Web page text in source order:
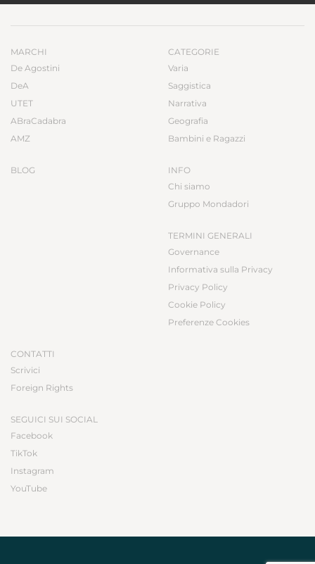
MARCHI
De Agostini
DeA
UTET
ABraCadabra
AMZ
BLOG
CATEGORIE
Varia
Saggistica
Narrativa
Geografia
Bambini e Ragazzi
INFO
Chi siamo
Gruppo Mondadori
TERMINI GENERALI
Governance
Informativa sulla Privacy
Privacy Policy
Cookie Policy
Preferenze Cookies
CONTATTI
Scrivici
Foreign Rights
SEGUICI SUI SOCIAL
Facebook
TikTok
Instagram
YouTube